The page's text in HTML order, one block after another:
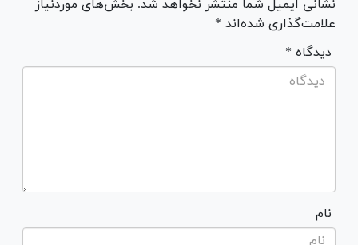
نشانی ایمیل شما منتشر نخواهد شد. بخش‌های موردنیاز
علامت‌گذاری شده‌اند *
* دیدگاه
نام